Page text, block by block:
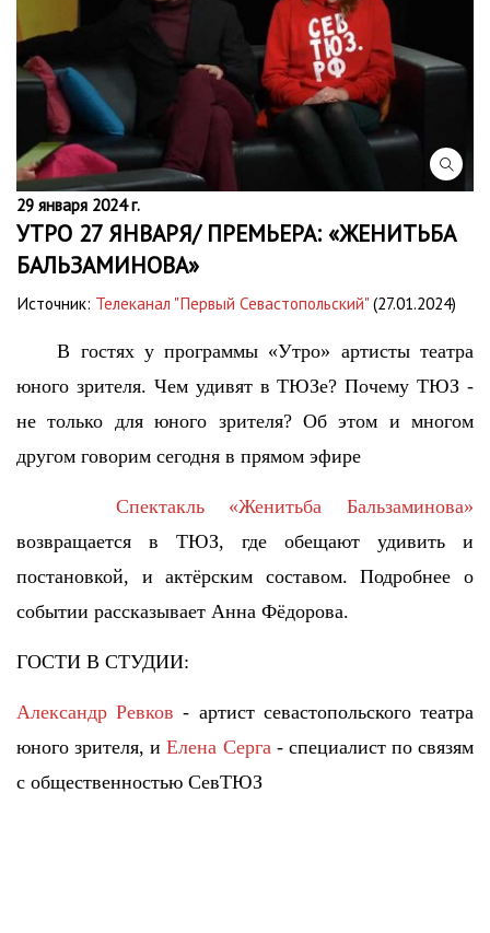
29 января 2024 г.
УТРО 27 ЯНВАРЯ/ ПРЕМЬЕРА: «ЖЕНИТЬБА
БАЛЬЗАМИНОВА»
Источник: Телеканал "Первый Севастопольский"(27.01.2024)
В гостях у программы «Утро» артисты театра
юного зрителя. Чем удивят в ТЮЗе? Почему ТЮЗ -
не только для юного зрителя? Об этом и многом
другом говорим сегодня в прямом эфире
Спектакль «Женитьба Бальзаминова»
возвращается в ТЮЗ, где обещают удивить и
постановкой, и актёрским составом. Подробнее о
событии рассказывает Анна Фёдорова.
ГОСТИ В СТУДИИ:
Александр Ревков - артист севастопольского театра
юного зрителя, иЕлена Серга- специалист по связям
с общественностью СевТЮЗ